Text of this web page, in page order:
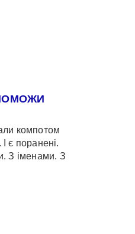
компотом
є поранені.
З іменами. З